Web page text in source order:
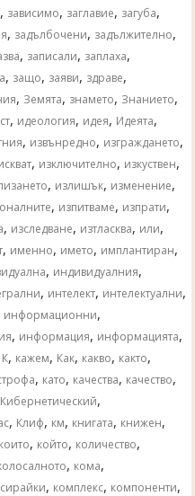
, зависимо, заглавие, загуба,
, задълбочени, задължително,
, записали, заплаха,
, защо, заяви, здраве,
, Земята, знамето, Знанието,
, идеология, идея, Идеята,
, извънредно, изграждането,
, изключително, изкуствен,
, излишък, изменение,
, изпитваме, изпрати,
, изследване, изтласква, или,
, именно, името, имплантиран,
, индивидуалния,
, интелект, интелектуални,
информационни,
, информация, информацията,
К, кажем, Как, какво, както,
, като, качества, качество,
Кибернетический,
, Клиф, км, книгата, книжен,
които, който, количество,
, кома,
, комплекс, компоненти,